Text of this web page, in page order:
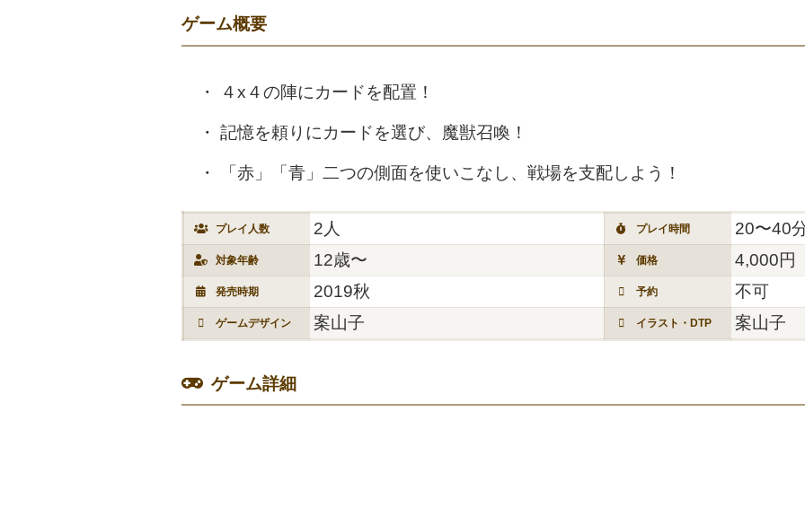
ゲーム概要
４x４の陣にカードを配置！
記憶を頼りにカードを選び、魔獣召喚！
「赤」「青」二つの側面を使いこなし、戦場を支配しよう！
プレイ人数 2人 プレイ時間 20〜40
対象年齢 12歳〜 価格 4,000円
発売時期 2019秋 予約 不可
ゲームデザイン 案山子 イラスト・DTP 案山子
ゲーム詳細